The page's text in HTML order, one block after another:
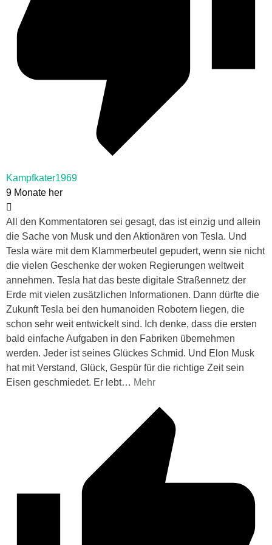
Kampfkater1969
9 Monate her
All den Kommentatoren sei gesagt, das ist einzig und allein
die Sache von Musk und den Aktionären von Tesla. Und
Tesla wäre mit dem Klammerbeutel gepudert, wenn sie nicht
die vielen Geschenke der woken Regierungen weltweit
annehmen. Tesla hat das beste digitale Straßennetz der
Erde mit vielen zusätzlichen Informationen. Dann dürfte die
Zukunft Tesla bei den humanoiden Robotern liegen, die
schon sehr weit entwickelt sind. Ich denke, dass die ersten
bald einfache Aufgaben in den Fabriken übernehmen
werden. Jeder ist seines Glückes Schmid. Und Elon Musk
hat mit Verstand, Glück, Gespür für die richtige Zeit sein
Eisen geschmiedet. Er lebt… Mehr